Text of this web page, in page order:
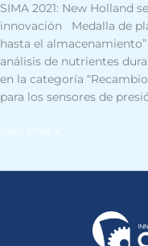
SIMA 2021: New Holland
innovación Medalla de
hasta el
análisis de nutrientes
en la categoría
para los sensores de
Leer más »